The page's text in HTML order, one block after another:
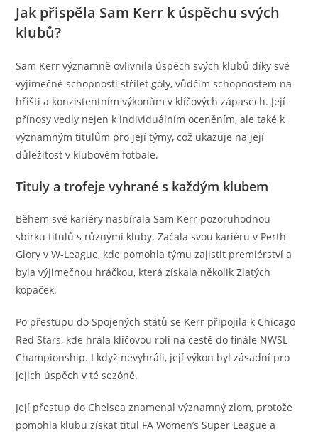
Jak přispěla Sam Kerr k úspěchu svých
klubů?
Sam Kerr významně ovlivnila úspěch svých klubů díky své
výjimečné schopnosti střílet góly, vůdčím schopnostem na
hřišti a konzistentním výkonům v klíčových zápasech. Její
přínosy vedly nejen k individuálním oceněním, ale také k
významným titulům pro její týmy, což ukazuje na její
důležitost v klubovém fotbale.
Tituly a trofeje vyhrané s každým klubem
Během své kariéry nasbírala Sam Kerr pozoruhodnou
sbírku titulů s různými kluby. Začala svou kariéru v Perth
Glory v W-League, kde pomohla týmu zajistit premiérství a
byla výjimečnou hráčkou, která získala několik Zlatých
kopaček.
Po přestupu do Spojených států se Kerr připojila k Chicago
Red Stars, kde hrála klíčovou roli na cestě do finále NWSL
Championship. I když nevyhráli, její výkon byl zásadní pro
jejich úspěch v té sezóně.
Její přestup do Chelsea znamenal významný zlom, protože
pomohla klubu získat titul FA Women’s Super League a